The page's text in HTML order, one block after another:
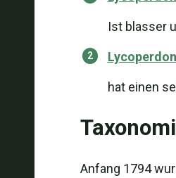
Ist blasser
hat einen
Anfang 1794